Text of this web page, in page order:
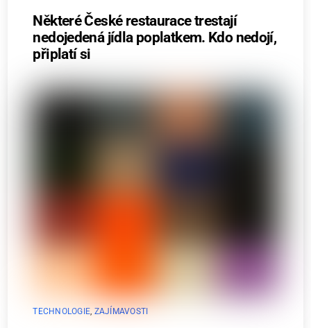
Některé České restaurace trestají
nedojedená jídla poplatkem. Kdo nedojí,
připlatí si
TECHNOLOGIE ZAJÍMAVOSTI